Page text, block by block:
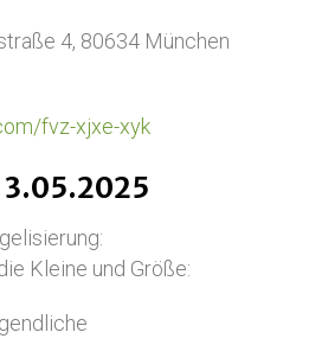
4, 80634 München
fvz-xjxe-xyk
Kleine und Größe: